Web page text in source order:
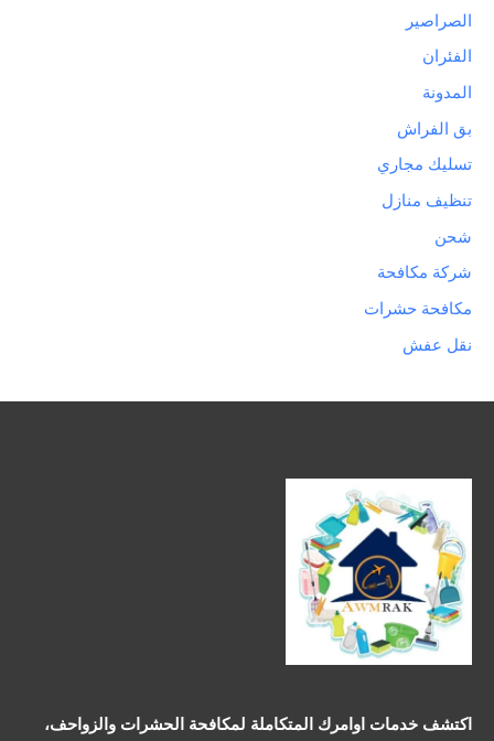
الصراصير
الفئران
المدونة
بق الفراش
تسليك مجاري
تنظيف منازل
شحن
شركة مكافحة
مكافحة حشرات
نقل عفش
اكتشف خدمات اوامرك المتكاملة لمكافحة الحشرات والزواحف،